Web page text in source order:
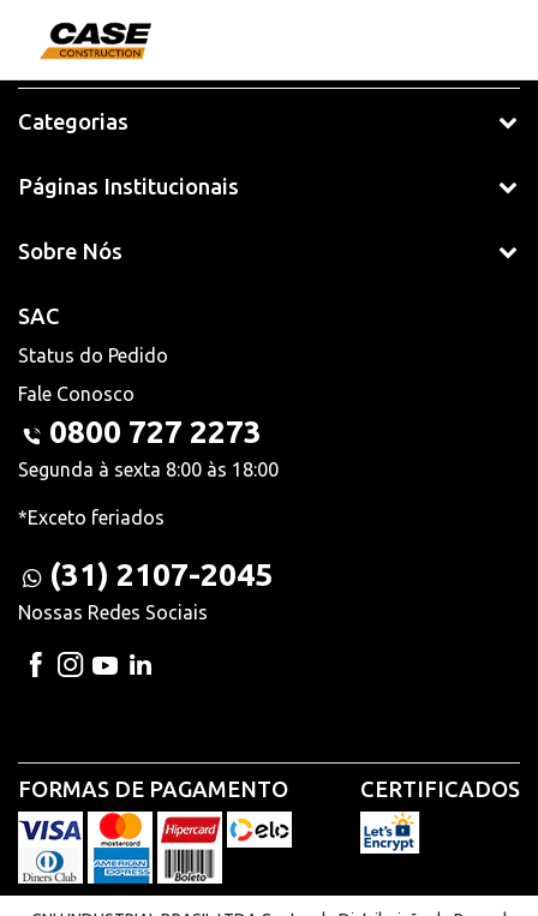
Categorias
Páginas Institucionais
Sobre Nós
SAC
Status do Pedido
Fale Conosco
0800 727 2273
Segunda à sexta 8:00 às 18:00
*Exceto feriados
(31) 2107-2045
Nossas Redes Sociais
FORMAS DE PAGAMENTO CERTIFICADOS